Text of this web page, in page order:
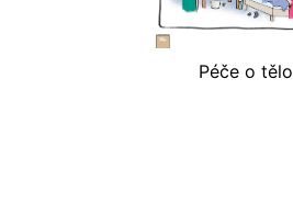
Péče o tělo